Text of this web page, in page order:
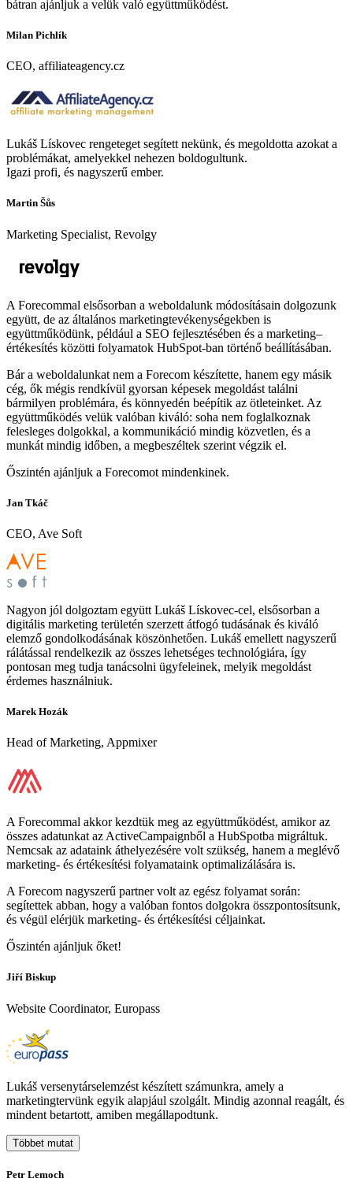
bátran ajánljuk a velük való együttműködést.
Milan Pichlík
CEO, affiliateagency.cz
Lukáš Lískovec rengeteget segített nekünk, és megoldotta azokat a
problémákat, amelyekkel nehezen boldogultunk.
Igazi profi, és nagyszerű ember.
Martin Šůs
Marketing Specialist, Revolgy
A Forecommal elsősorban a weboldalunk módosításain dolgozunk
együtt, de az általános marketingtevékenységekben is
együttműködünk, például a SEO fejlesztésében és a marketing–
értékesítés közötti folyamatok HubSpot-ban történő beállításában.
Bár a weboldalunkat nem a Forecom készítette, hanem egy másik
cég, ők mégis rendkívül gyorsan képesek megoldást találni
bármilyen problémára, és könnyedén beépítik az ötleteinket. Az
együttműködés velük valóban kiváló: soha nem foglalkoznak
felesleges dolgokkal, a kommunikáció mindig közvetlen, és a
munkát mindig időben, a megbeszéltek szerint végzik el.
Őszintén ajánljuk a Forecomot mindenkinek.
Jan Tkáč
CEO, Ave Soft
Nagyon jól dolgoztam együtt Lukáš Lískovec-cel, elsősorban a
digitális marketing területén szerzett átfogó tudásának és kiváló
elemző gondolkodásának köszönhetően. Lukáš emellett nagyszerű
rálátással rendelkezik az összes lehetséges technológiára, így
pontosan meg tudja tanácsolni ügyfeleinek, melyik megoldást
érdemes használniuk.
Marek Hozák
Head of Marketing, Appmixer
A Forecommal akkor kezdtük meg az együttműködést, amikor az
összes adatunkat az ActiveCampaignből a HubSpotba migráltuk.
Nemcsak az adataink áthelyezésére volt szükség, hanem a meglévő
marketing- és értékesítési folyamataink optimalizálására is.
A Forecom nagyszerű partner volt az egész folyamat során:
segítettek abban, hogy a valóban fontos dolgokra összpontosítsunk,
és végül elérjük marketing- és értékesítési céljainkat.
Őszintén ajánljuk őket!
Jiří Biskup
Website Coordinator, Europass
Lukáš versenytárselemzést készített számunkra, amely a
marketingtervünk egyik alapjául szolgált. Mindig azonnal reagált, és
mindent betartott, amiben megállapodtunk.
Többet mutat
Petr Lemoch